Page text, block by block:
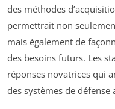
des méthodes
permettrait non
mais également de
des besoins futurs. Les
réponses novatrices qui
des systèmes de défense